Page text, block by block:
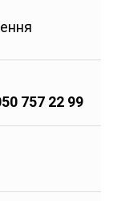
757 22 99